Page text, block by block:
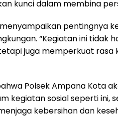
kunci dalam membina
pentingnya
“Kegiatan ini tidak
juga memperkuat
Polsek Ampana Kota
kegiatan sosial seperti ini,
kebersihan dan